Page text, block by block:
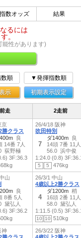
指数オッズ 結果
るには
。
能性があります)
順 ▼発揮指数順
示 初期表示設定
前走 2走前
京
勝クラス
良
14番 7人
荻野極
3F:36.3
26/4/18 阪神
吹田特別
7
ダ1400m 良
14頭 7番 11人
56.0 浜中俊
1:24.0 (0.8)
5 5 476kg
山
良
8番 5人
黛弘人
3F:36.2
26/3/1 中山
4歳以上2勝クラス
4
ダ1200m 稍
16頭 2番 11人
58.0 黛弘人
1:11.5 (0.5)
10 10 510kg
神
26/3/22 阪神